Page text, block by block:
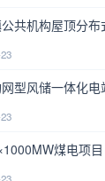
共机构屋顶分布
型风储一体化电
煤电项目